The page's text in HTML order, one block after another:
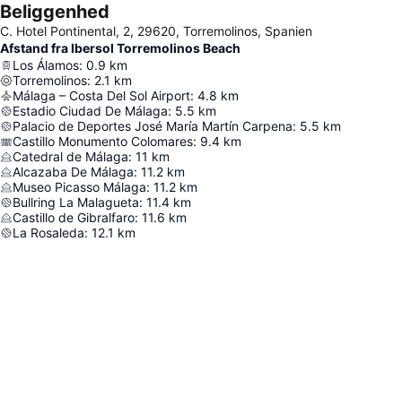
Beliggenhed
C. Hotel Pontinental, 2, 29620, Torremolinos, Spanien
Afstand fra Ibersol Torremolinos Beach
Los Álamos: 0.9 km
Torremolinos: 2.1 km
Málaga – Costa Del Sol Airport: 4.8 km
Estadio Ciudad De Málaga: 5.5 km
Palacio de Deportes José María Martín Carpena: 5.5 km
Castillo Monumento Colomares: 9.4 km
Catedral de Málaga: 11 km
Alcazaba De Málaga: 11.2 km
Museo Picasso Málaga: 11.2 km
Bullring La Malagueta: 11.4 km
Castillo de Gibralfaro: 11.6 km
La Rosaleda: 12.1 km